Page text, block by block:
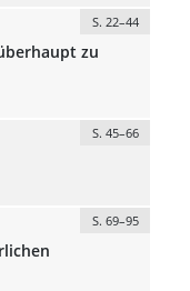
S. 22–44
zu
S. 45–66
S. 69–95